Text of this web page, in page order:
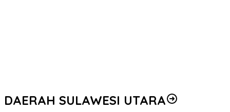
DAERAH SULAWESI UTARA